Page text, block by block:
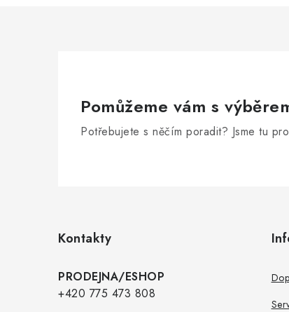
Pomůžeme vám s
Potřebujete s něčím poradit? Jsme tu
Kontakty
PRODEJNA/ESHOP
+420 775 473 808